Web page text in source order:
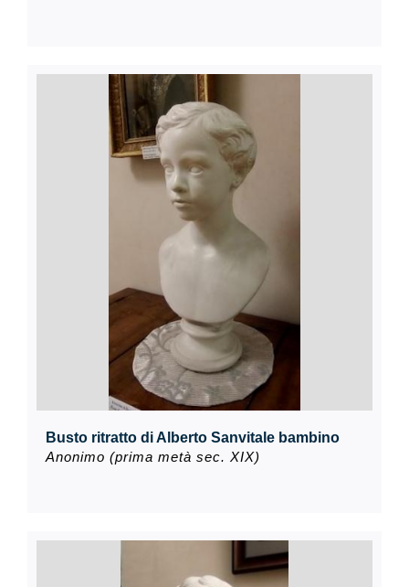
Busto ritratto di Alberto Sanvitale bambino
Anonimo (prima metà sec. XIX)